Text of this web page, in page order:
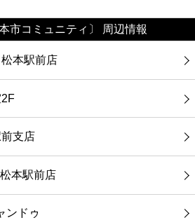
市コミュニティ〕 周辺情報
本駅前店
支店
本駅前店
ンドゥ